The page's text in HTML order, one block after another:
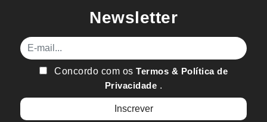
Newsletter
E-mail
Concordo com osTermos & Política de
Privacidade .